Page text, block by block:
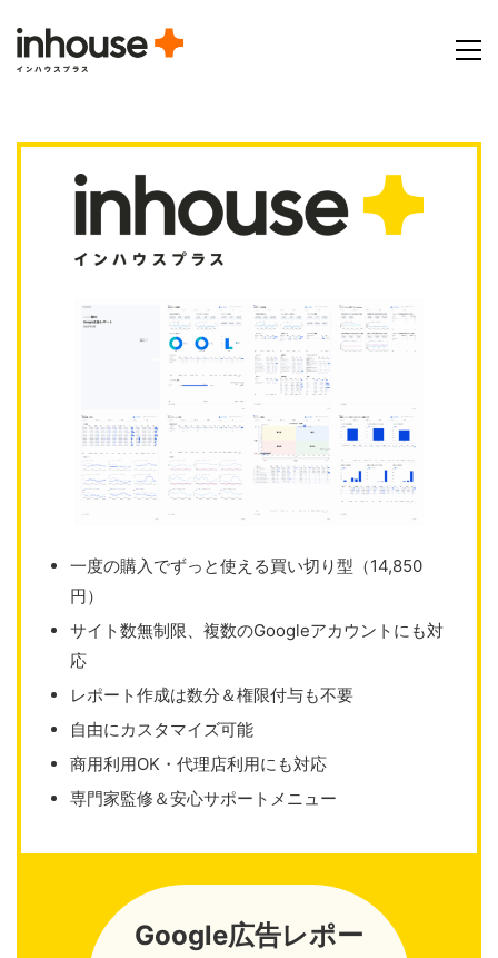
一度の購入でずっと使える買い切り型（14,850
円）
サイト数無制限、複数のGoogleアカウントにも対
応
レポート作成は数分＆権限付与も不要
自由にカスタマイズ可能
商用利用OK・代理店利用にも対応
専門家監修＆安心サポートメニュー
Google広告レポー